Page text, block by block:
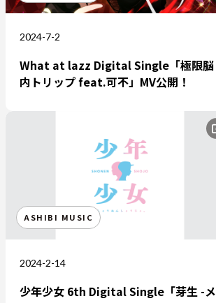
2024-7-2
What at lazz Digital Single「極限脳
内トリップ feat.可不」MV公開！
ASHIBI MUSIC
2024-2-14
少年少女 6th Digital Single「芽生 -メ